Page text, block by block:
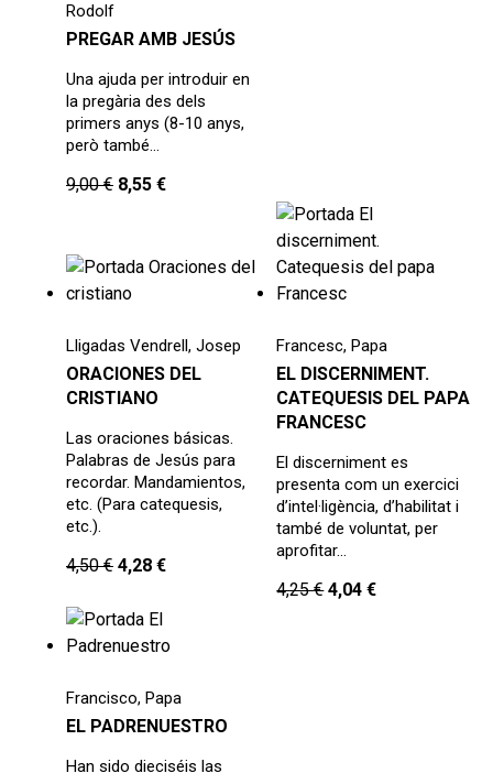
Rodolf
PREGAR AMB JESÚS
Una ajuda per introduir en
la pregària des dels
primers anys (8-10 anys,
però també…
9,00€ 8,55 €
Lligadas Vendrell, Josep
ORACIONES DEL
CRISTIANO
Las oraciones básicas.
Palabras de Jesús para
recordar. Mandamientos,
etc. (Para catequesis,
etc.).
4,50€ 4,28 €
Francesc, Papa
EL DISCERNIMENT.
CATEQUESIS DEL PAPA
FRANCESC
El discerniment es
presenta com un exercici
d’intel·ligència, d’habilitat i
també de voluntat, per
aprofitar…
4,25€ 4,04€
Francisco, Papa
EL PADRENUESTRO
Han sido dieciséis las